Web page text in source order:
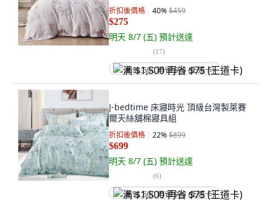
折扣後價格 40%$459
$275
明天 8/7 (五) 預計送達
(17)
满 $1,500 再省 $75 (王道卡)
J-bedtime 床寢時光 頂級台灣製萊賽
爾天絲舖棉寢具組
折扣後價格 22%$899
$699
明天 8/7 (五) 預計送達
(6)
满 $1,500 再省 $75 (王道卡)